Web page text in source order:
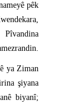
pêk
ya Ziman
şiyana
biyanî;